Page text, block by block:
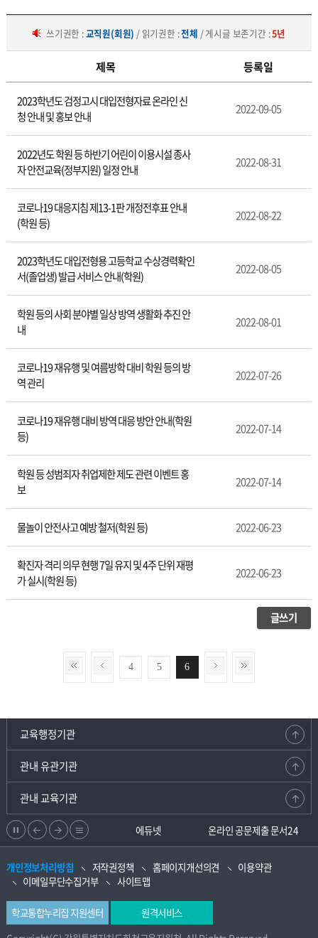
쓰기권한 :교직원(회원) / 읽기권한 :전체 / 게시글 보존기간 :5년
원/
습
제목 등록일
2023학년도 검정고시 대입전형자료 온라인 신
청 안내 및 홍보 안내
2022-09-05
2022년도 학원 등 하반기 어린이 이용시설 종사
자 안전교육(정부지원) 일정 안내
2022-08-31
코로나19 대응지침 제13-1판 개정전후표 안내
(학원 등)
2022-08-22
2023학년도 대입전형용 고등학교 수상경력확인
서(졸업생) 발급 서비스 안내(학원)
2022-08-05
학원 등의 사회 분야별 일상 방역 생활화 추진 안
내
2022-08-01
코로나19 재유행 및 여름방학 대비 학원 등의 방
역 관리
2022-07-26
코로나19 재유행 대비 방역 대응 방안 안내(학원
등)
2022-07-14
학원 등 성범죄자 취업제한 제도 관련 이벤트 홍
보
2022-07-14
물놀이 안전사고 예방 철저(학원 등) 2022-06-23
확진자 격리 의무 현행 7일 유지 및 4주 단위 재평
가 실시(학원 등)
2022-06-23
글쓰기
4 5 6
교육행정기관
관내 유관기관
관내 교육기관
정
지
이
전
으
로
다
음
으
로
리
스
트
강원교육청지부 에듀넷 온라인 공문제출 문서24
개인정보처리방침 저작권정책 홈페이지개선의견
이용약관
이메일무단수집거부
사이트맵
학교통합누리집 지원센터
원격서비스